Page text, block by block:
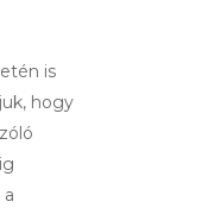
is
hogy